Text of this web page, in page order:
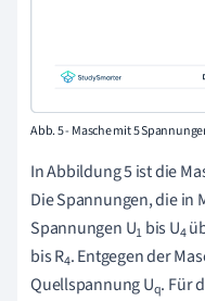
Abb. 5 - Masche mit 5
In Abbildung 5 ist die
DieSpannungen, die in
Spannungen U1 bis U4
bis R4.Entgegen der
Quellspannung Uq. Für